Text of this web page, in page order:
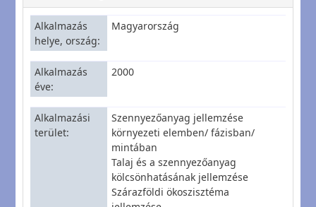
Alkalmazás
helye, ország
Magyarország
Alkalmazás
éve
2000
Alkalmazási
terület
Szennyezőanyag jellemzése
környezeti elemben/ fázisban/
mintában
Talaj és a szennyezőanyag
kölcsönhatásának jellemzése
Szárazföldi ökoszisztéma